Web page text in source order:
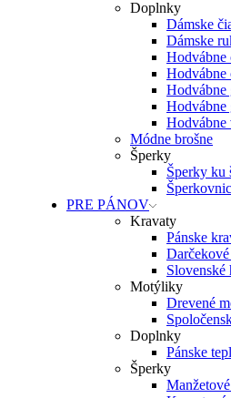
Doplnky
Dámske
Dámske
Hodvábne
Hodvábne
Hodvábne
Hodvábne
Módne brošne
Šperky
Šperky ku
PRE PÁNOV
Kravaty
Pánske
Slovenské
Motýliky
Drevené
Doplnky
Pánske
Šperky